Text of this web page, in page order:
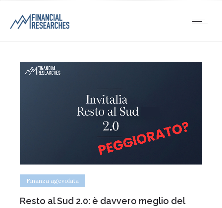
Finanza agevolata
Resto al Sud 2.0: è davvero meglio del